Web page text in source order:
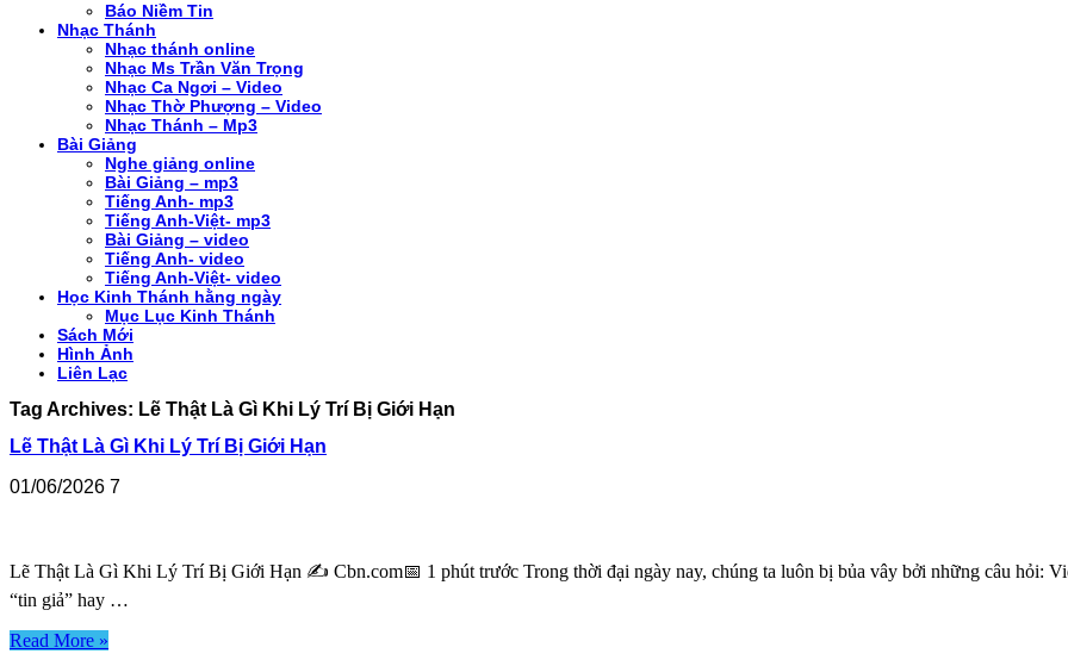
Báo Niềm Tin
Nhạc Thánh
Nhạc thánh online
Nhạc Ms Trần Văn Trọng
Nhạc Ca Ngơi – Video
Nhạc Thờ Phượng – Video
Nhạc Thánh – Mp3
Bài Giảng
Nghe giảng online
Bài Giảng – mp3
Tiếng Anh- mp3
Tiếng Anh-Việt- mp3
Bài Giảng – video
Tiếng Anh- video
Tiếng Anh-Việt- video
Học Kinh Thánh hằng ngày
Mục Lục Kinh Thánh
Sách Mới
Hình Ảnh
Liên Lạc
Tag Archives: Lẽ Thật Là Gì Khi Lý Trí Bị Giới Hạn
Lẽ Thật Là Gì Khi Lý Trí Bị Giới Hạn
01/06/2026 7
Lẽ Thật Là Gì Khi Lý Trí Bị Giới Hạn ✍️ Cbn.com📅 1 phút trước Trong thời đại ngày nay, chúng ta luôn bị bủa vây bởi những câu hỏi:
“tin giả” hay …
Read More »